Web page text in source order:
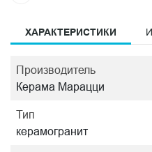
ХАРАКТЕРИСТИКИ
Производитель
Керама Марацци
Тип
керамогранит